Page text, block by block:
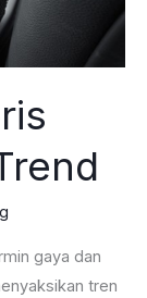
gaya dan
tren